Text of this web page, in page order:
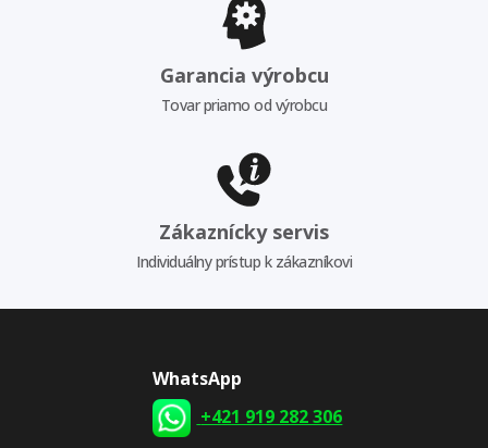
Garancia výrobcu
Tovar priamo od výrobcu
Zákaznícky servis
Individuálny prístup k zákazníkovi
WhatsApp
+421 919 282 306